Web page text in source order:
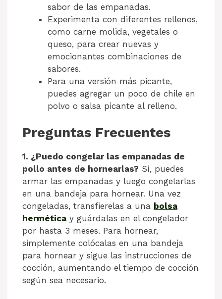
sabor de las empanadas.
Experimenta con diferentes rellenos,
como carne molida, vegetales o
queso, para crear nuevas y
emocionantes combinaciones de
sabores.
Para una versión más picante,
puedes agregar un poco de chile en
polvo o salsa picante al relleno.
Preguntas Frecuentes
1. ¿Puedo congelar las empanadas de
pollo antes de hornearlas? Sí, puedes
armar las empanadas y luego congelarlas
en una bandeja para hornear. Una vez
congeladas, transfierelas a una bolsa
hermética y guárdalas en el congelador
por hasta 3 meses. Para hornear,
simplemente colócalas en una bandeja
para hornear y sigue las instrucciones de
cocción, aumentando el tiempo de cocción
según sea necesario.